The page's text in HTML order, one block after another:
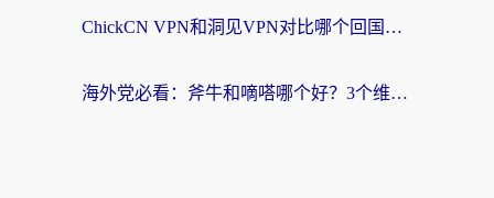
ChickCN VPN和洞见VPN对比哪个回国效果更好？海外党亲测3款加速器+避坑指南
海外党必看：斧牛和嘀嗒哪个好？3个维度教你选对回国加速器